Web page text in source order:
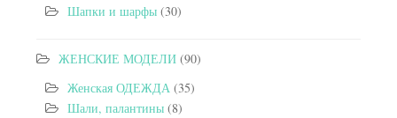
Шапки и шарфы (30)
ЖЕНСКИЕ МОДЕЛИ (90)
Женская ОДЕЖДА (35)
Шали, палантины (8)